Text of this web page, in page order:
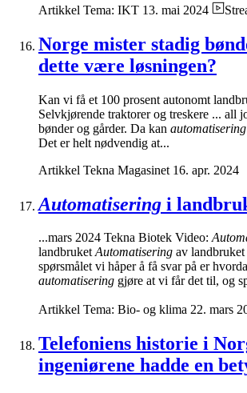
Artikkel Tema: IKT 13. mai 2024
Norge mister stadig
dette være løsningen?
Kan vi få et 100 prosent autonomt
Selvkjørende traktorer og treskere ... all
bønder og gårder. Da kan automatisering
Det er helt nødvendig at...
Artikkel Tekna Magasinet 16. apr. 2024
Automatisering i
...mars 2024 Tekna Biotek Video:
landbruketAutomatisering av
spørsmålet vi håper å få svar på er
automatisering gjøre at vi får det til, og
Artikkel Tema: Bio- og klima 22. mars
Telefoniens historie i
ingeniørene hadde en